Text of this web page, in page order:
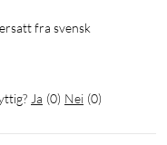
fra svensk
Ja (0) Nei (0)